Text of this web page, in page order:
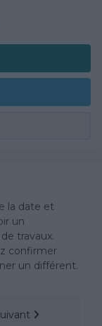
la date et
un
travaux.
confirmer
un différent.